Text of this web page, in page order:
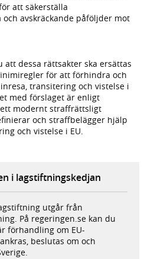
att säkerställa
avskräckande påföljder mot
att dessa rättsakter ska ersättas
för att förhindra och
transitering och vistelse i
med förslaget är enligt
modernt straffrättsligt
och straffbelägger hjälp
och vistelse i EU.
i lagstiftningskedjan
utgår från
På regeringen.se kan du
förhandling om EU-
beslutas om och